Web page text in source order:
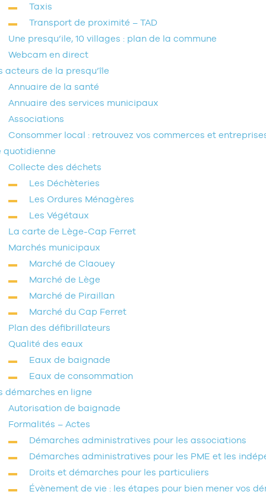
Taxis
Transport de proximité – TAD
Une presqu’ile, 10 villages : plan de la commune
Webcam en direct
acteurs de la presqu’île
Annuaire de la santé
Annuaire des services municipaux
Associations
Consommer local : retrouvez vos commerces et
quotidienne
Collecte des déchets
Les Déchèteries
Les Ordures Ménagères
Les Végétaux
La carte de Lège-Cap Ferret
Marchés municipaux
Marché de Claouey
Marché de Lège
Marché de Piraillan
Marché du Cap Ferret
Plan des défibrillateurs
Qualité des eaux
Eaux de baignade
Eaux de consommation
démarches en ligne
Autorisation de baignade
Formalités – Actes
Démarches administratives pour les associations
Démarches administratives pour les PME et les
Droits et démarches pour les particuliers
Évènement de vie : les étapes pour bien mener vos